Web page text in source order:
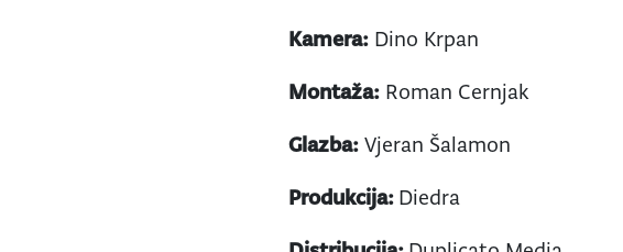
Kamera: Dino Krpan
Montaža: Roman Cernjak
Glazba: Vjeran Šalamon
Produkcija: Diedra